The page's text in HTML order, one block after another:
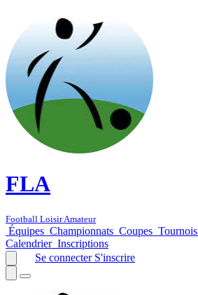
FLA
Football Loisir Amateur
Équipes Championnats Coupes Tournois
Calendrier Inscriptions
Se connecter S'inscrire